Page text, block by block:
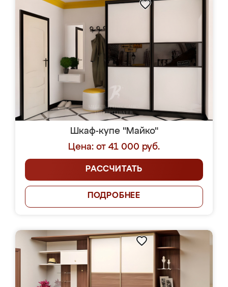
Шкаф-купе "Майко"
Цена: от 41 000 руб.
РАССЧИТАТЬ
ПОДРОБНЕЕ